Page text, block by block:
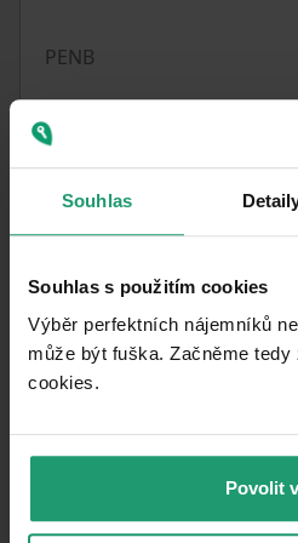
Souhlas
Souhlas s použitím cookies
Výběr perfektních nájemníků
může být fuška. Začněme tedy
cookies.​
Povolit
PENB
ÚŽITKOVÁ
PLOCHA
CENA ZA
Vyberáte dom?
Majte istotu, že máte
informácie!